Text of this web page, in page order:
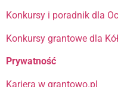
Konkursy i poradnik dla
Konkursy grantowe dla
Prywatność
Kariera w grantowo.pl